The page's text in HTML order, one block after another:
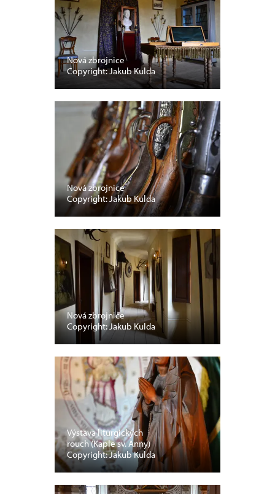
Nová zbrojnice
Copyright: Jakub Kulda
Nová zbrojnice
Copyright: Jakub Kulda
Nová zbrojnice
Copyright: Jakub Kulda
Výstava liturgických
rouch (Kaple sv. Anny)
Copyright: Jakub Kulda